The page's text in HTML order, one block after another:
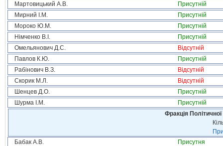
Мартовицький А.В.
Присутній
Мирний І.М.
Присутній
Мороко Ю.М.
Присутній
Німченко В.І.
Присутній
Омельянович Д.С.
Відсутній
Павлов К.Ю.
Присутній
Рабінович В.З.
Відсутній
Скорик М.Л.
Відсутній
Шенцев Д.О.
Присутній
Шурма І.М.
Присутній
Фракція
Бабак А.В.
Присутня